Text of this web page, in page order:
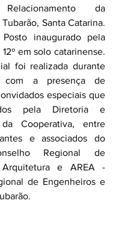
da
Tubarão, Santa Catarina.
inaugurado pela
em solo catarinense.
foi realizada durante
com a presença de
especiais que
pela Diretoria e
da Cooperativa, entre
e associados do
Regional de
e AREA -
de Engenheiros e